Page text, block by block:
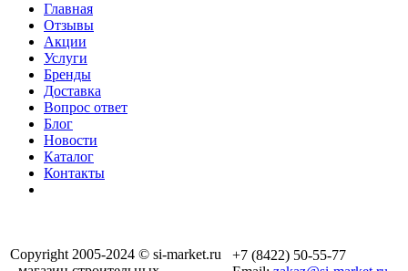
Главная
Отзывы
Акции
Услуги
Бренды
Доставка
Вопрос ответ
Блог
Новости
Каталог
Контакты
Copyright 2005-2024 © si-market.ru
+7 (8422) 50-55-77